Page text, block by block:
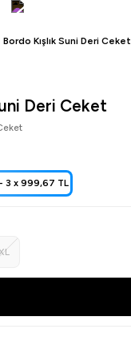
Peşin Fiyatına 3 Taksit!
Bordo Kışlık Suni Deri Ceket
Deri Ceket
3 x 999,67 TL